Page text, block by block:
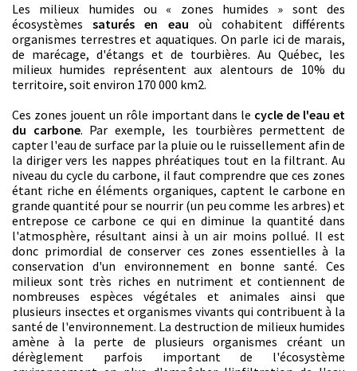
Les milieux humides ou « zones humides » sont des
écosystèmessaturés en eau où cohabitent différents
organismes terrestres et aquatiques. On parle ici de marais,
de marécage, d'étangs et de tourbières. Au Québec, les
milieux humides représentent aux alentours de 10% du
territoire, soit environ 170 000 km2.
Ces zones jouent un rôle important dans le cycle de l'eau et
du carbone. Par exemple, les tourbières permettent de
capter l'eau de surface par la pluie ou le ruissellement afin de
la diriger vers les nappes phréatiques tout en la filtrant. Au
niveau du cycle du carbone, il faut comprendre que ces zones
étant riche en éléments organiques, captent le carbone en
grande quantité pour se nourrir (un peu comme les arbres) et
entrepose ce carbone ce qui en diminue la quantité dans
l'atmosphère, résultant ainsi à un air moins pollué. Il est
donc primordial de conserver ces zones essentielles à la
conservation d'un environnement en bonne santé. Ces
milieux sont très riches en nutriment et contiennent de
nombreuses espèces végétales et animales ainsi que
plusieurs insectes et organismes vivants qui contribuent à la
santé de l'environnement. La destruction de milieux humides
amène à la perte de plusieurs organismes créant un
dérèglement parfois important de l'écosystème